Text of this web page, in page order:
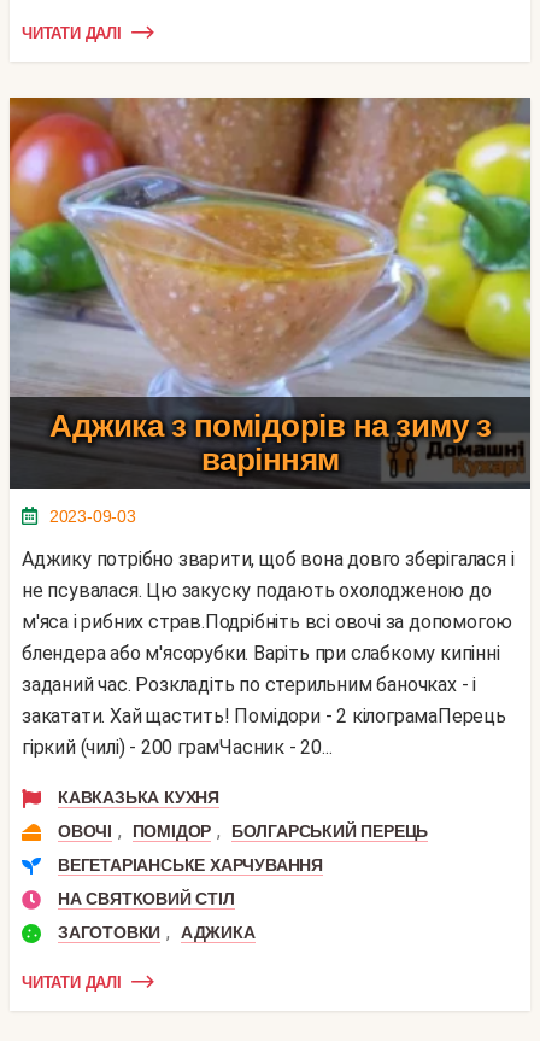
ЧИТАТИ ДАЛІ
Аджика з помідорів на зиму з
варінням
2023-09-03
Аджику потрібно зварити, щоб вона довго зберігалася і
не псувалася. Цю закуску подають охолодженою до
м'яса і рибних страв.Подрібніть всі овочі за допомогою
блендера або м'ясорубки. Варіть при слабкому кипінні
заданий час. Розкладіть по стерильним баночках - і
закатати. Хай щастить! Помідори - 2 кілограмаПерець
гіркий (чилі) - 200 грамЧасник - 20...
КАВКАЗЬКА КУХНЯ
ОВОЧІ , ПОМІДОР ,
БОЛГАРСЬКИЙ ПЕРЕЦЬ
ВЕГЕТАРІАНСЬКЕ ХАРЧУВАННЯ
НА СВЯТКОВИЙ СТІЛ
ЗАГОТОВКИ , АДЖИКА
ЧИТАТИ ДАЛІ